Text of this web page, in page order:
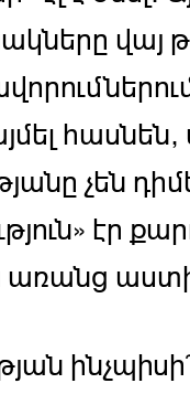
վայ
չեն
էր